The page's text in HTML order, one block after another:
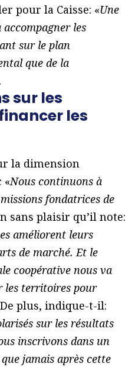
pour la Caisse: «Une
les
sur le plan
que de la
sur les
les
la dimension
«Nous continuons à
fondatrices de
sans plaisir qu’il note:
améliorent leurs
de marché. Et le
coopérative nous va
les territoires pour
plus, indique-t-il:
sur les résultats
inscrivons dans un
jamais après cette